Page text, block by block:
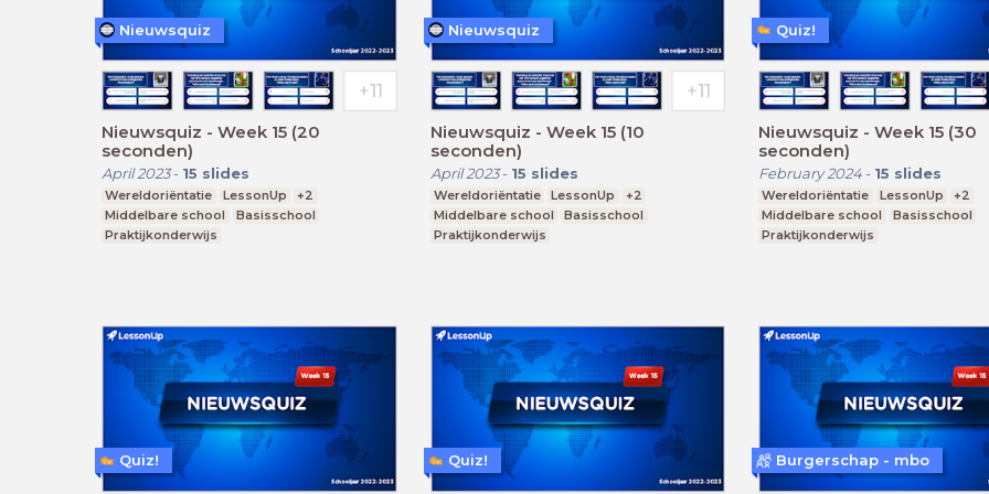
Nieuwsquiz - Week 15 (20
seconden)
April 2023- 15 slides
Wereldoriëntatie LessonUp
+2
Middelbare school
Basisschool
Praktijkonderwijs
Nieuwsquiz
Nieuwsquiz - Week 15 (10
seconden)
April 2023- 15 slides
Wereldoriëntatie LessonUp
+2
Middelbare school
Basisschool
Praktijkonderwijs
Nieuwsquiz
Nieuwsquiz - Week 15 (30
seconden)
February 2024- 15 slides
Wereldoriëntatie LessonUp
+2
Middelbare school
Basisschool
Praktijkonderwijs
Quiz!
Quiz! Quiz! Burgerschap - mbo